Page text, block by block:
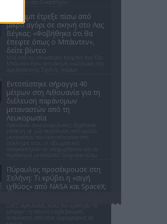
οδηγηθεί στο δικαστήριο.
Ο Τραμπ έτρεξε πίσω από
μικρό αγόρι σε σκηνή στο Λας
Βέγκας: «Φοβήθηκα ότι θα
έπεφτε όπως ο Μπάιντεν»,
δείτε βίντεο
Μια από τις επικότερες τούμπες του Τζο
Μπάιντεν ήταν στη σκηνή εκδήλωση της
αμερικανικής Σχολής Ικάρων
Εντοπίστηκε σήραγγα 40
μέτρων στη Λιθουανία για τη
διέλευση παράνομων
μεταναστών από τη
Λευκορωσία
Λιθουανοί συνοριοφύλακες δέχθηκαν
επίθεση σε μία περίπτωση από ομάδα
μεταναστών που αντιστέκονταν στη
σύλληψή τους, οι αξιωματικοί
αναγκάστηκαν να υποχωρήσουν και οι
παράνομοι μετανάστες διέφυγαν πίσω
Πύραυλος προσέκρουσε στη
Σελήνη: Τι κρύβει η «σιγή
ιχθύος» από NASA και SpaceX;
Ο δεύτερος βαθμός του πυραύλου Falcon
GMT, αφήνοντας πίσω του κρατήρα 18
μέτρων - η οπτική επιβεβαίωση
αναμένεται από τους δορυφόρους σε